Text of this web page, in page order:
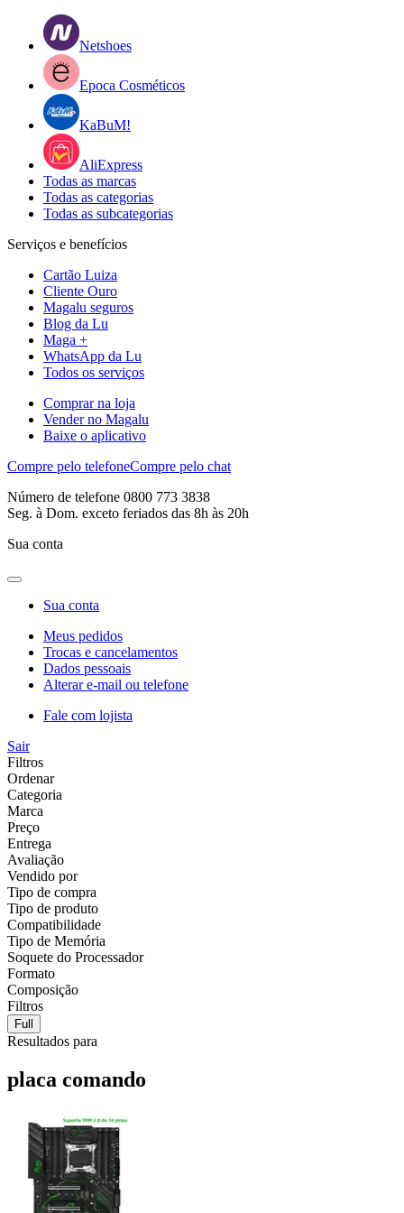
Netshoes
Epoca Cosméticos
KaBuM!
AliExpress
Todas as marcas
Todas as categorias
Todas as subcategorias
Serviços e benefícios
Cartão Luiza
Cliente Ouro
Magalu seguros
Blog da Lu
Maga +
WhatsApp da Lu
Todos os serviços
Comprar na loja
Vender no Magalu
Baixe o aplicativo
Compre pelo telefoneCompre pelo chat
Número de telefone 0800 773 3838
Seg. à Dom. exceto feriados das 8h às 20h
Sua conta
Sua conta
Meus pedidos
Trocas e cancelamentos
Dados pessoais
Alterar e-mail ou telefone
Fale com lojista
Sair
Filtros
Ordenar
Categoria
Marca
Preço
Entrega
Avaliação
Vendido por
Tipo de compra
Tipo de produto
Compatibilidade
Tipo de Memória
Soquete do Processador
Formato
Composição
Filtros
Full
Resultados para
placa comando